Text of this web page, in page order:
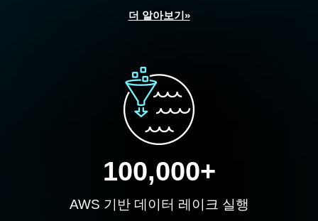
더 알아보기»
100,000+
AWS 기반 데이터 레이크 실행